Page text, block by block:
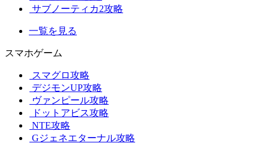
サブノーティカ2攻略
一覧を見る
スマホゲーム
スマグロ攻略
デジモンUP攻略
ヴァンピール攻略
ドットアビス攻略
NTE攻略
Gジェネエターナル攻略